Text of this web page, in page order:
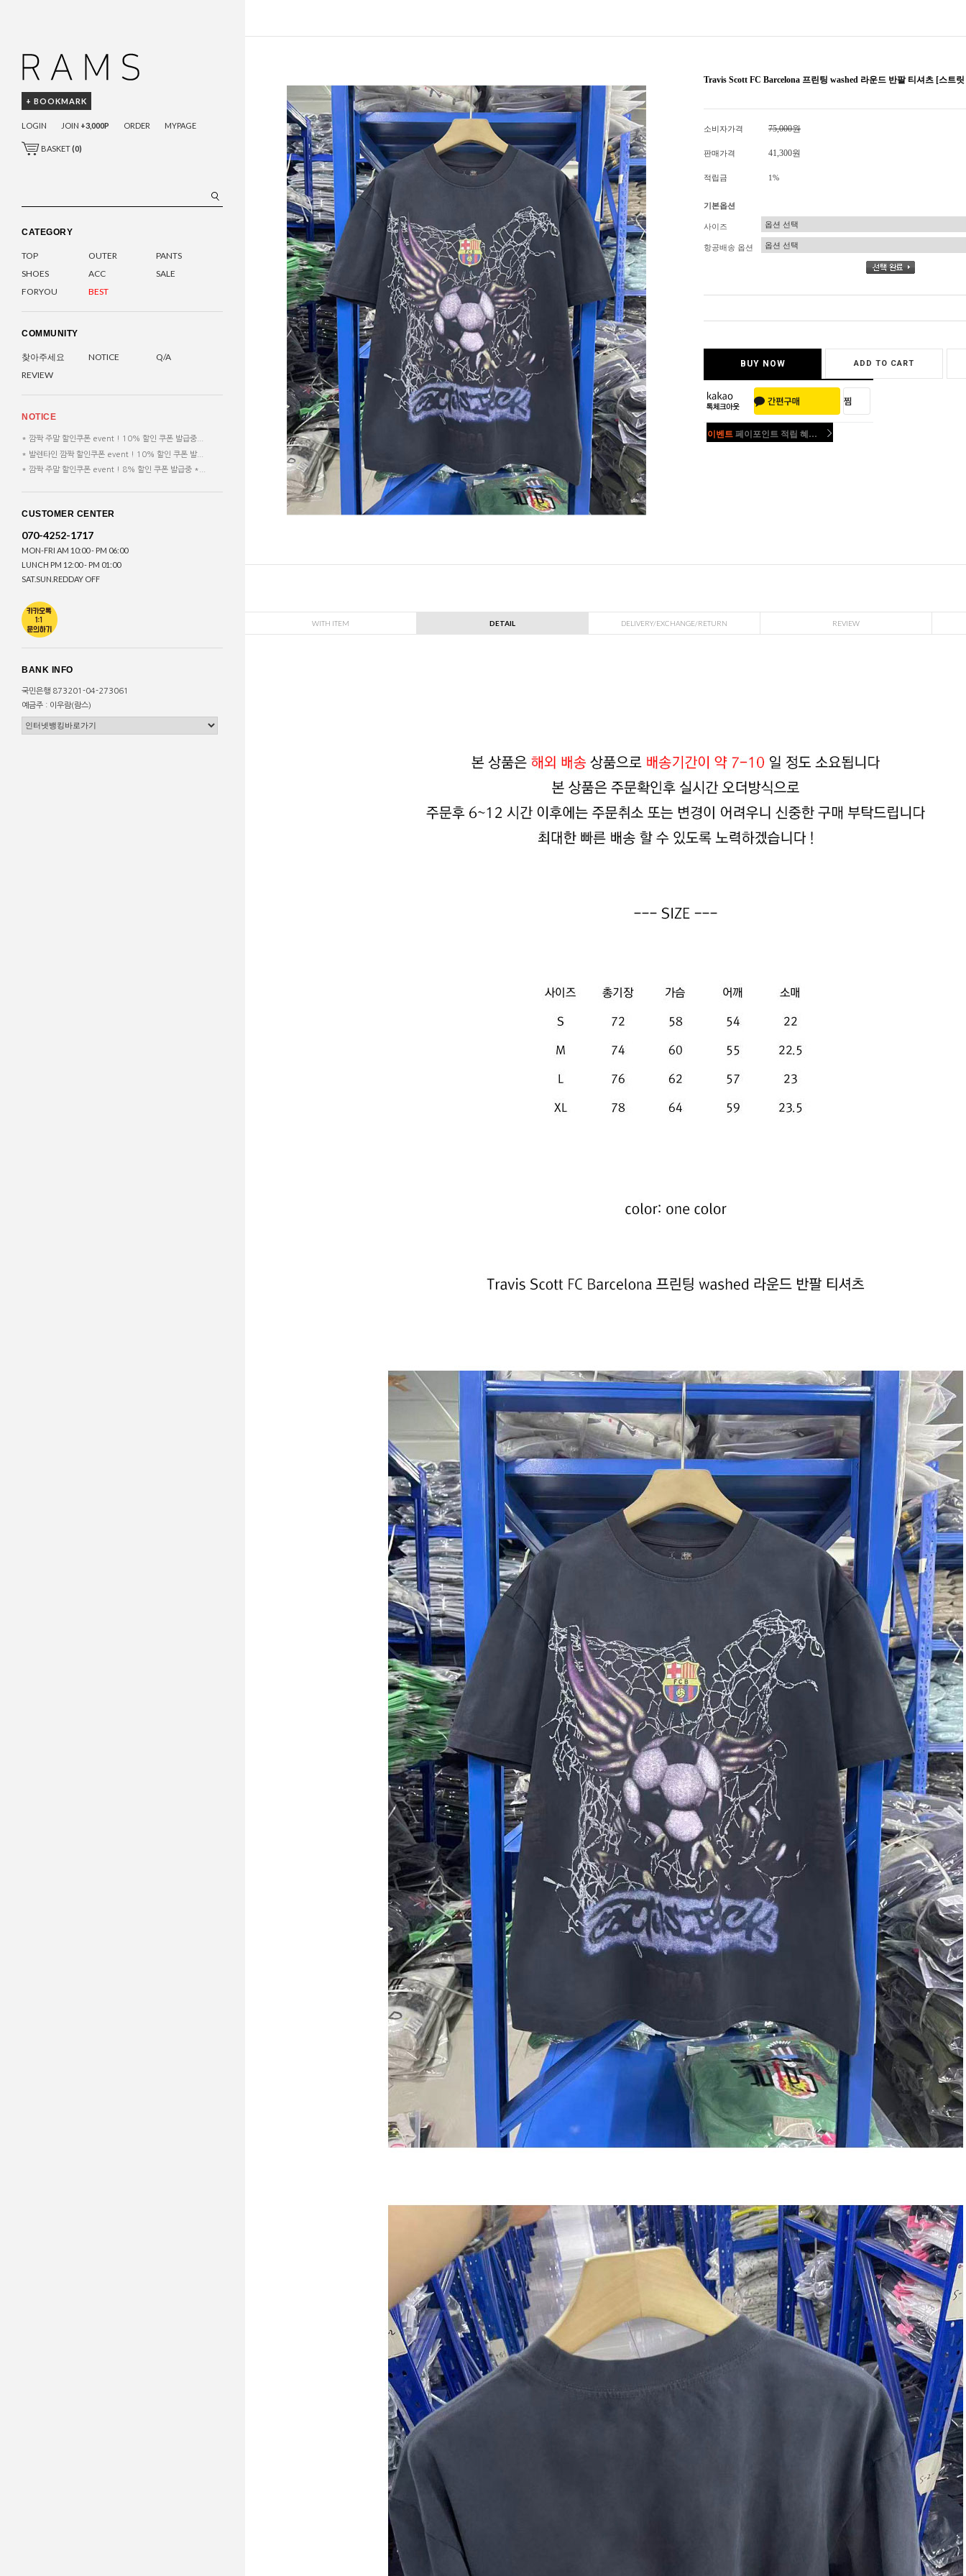
+ BOOKMARK
LOGIN JOIN +3,000P ORDER MYPAGE
BASKET(0)
CATEGORY
TOP OUTER
PANTS
SHOES
ACC
SALE
FORYOU
BEST
COMMUNITY
찾아주세요 NOTICE
Q/A
REVIEW
NOTICE
* 깜짝 주말 할인쿠폰 event ! 10% 할인 쿠폰 발급중...
* 발렌타인 깜짝 할인쿠폰 event ! 10% 할인 쿠폰 발...
* 깜짝 주말 할인쿠폰 event ! 8% 할인 쿠폰 발급중 *...
CUSTOMER CENTER
070-4252-1717
MON-FRI AM 10:00 - PM 06:00
LUNCH PM 12:00 - PM 01:00
SAT.SUN.REDDAY OFF
BANK INFO
국민은행 873201-04-273061
예금주 : 이우람(람스)
Travis Scott FC Barcelona 프린팅 washed 라운드 반팔 티셔츠 [스트
소비자가격 75,000원
판매가격 41,300원
적립금 1%
기본옵션
사이즈
항공배송 옵션
BUY NOW ADD TO CART
이벤트 페이포인트 적립 혜택 2배 UP!
WITH ITEM DETAIL DELIVERY/EXCHANGE/RETURN REVIEW